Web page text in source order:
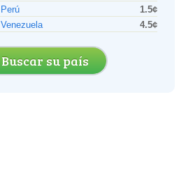
Perú
1.5¢
Venezuela
4.5¢
Buscar su país